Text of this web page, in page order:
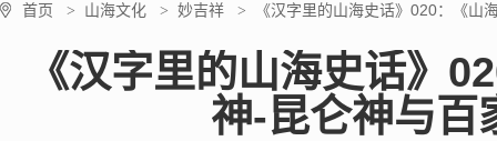
首页 > 山海文化 > 妙吉祥 > 《汉字里的山海史话》020：《山
《汉字里的山海史话》
神-昆仑神与百